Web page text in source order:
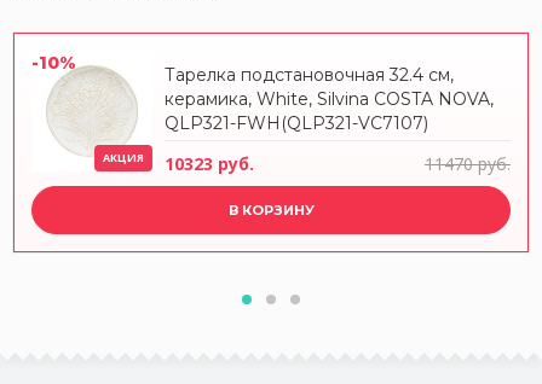
-10%
АКЦИЯ
Тарелка подстановочная 32.4 см,
керамика, White, Silvina COSTA NOVA,
QLP321-FWH(QLP321-VC7107)
10323 руб. 11470 руб.
В КОРЗИНУ